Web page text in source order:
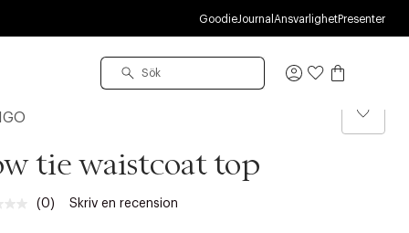
GoodieJournal AnsvarlighetPresenter
Logga
tie waistcoat top
Inget
(0) Skriv en recension